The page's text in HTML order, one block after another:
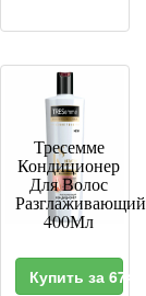
Тресемме
Кондиционер
Для Волос
Разглаживающий
400Мл
Купить за 674